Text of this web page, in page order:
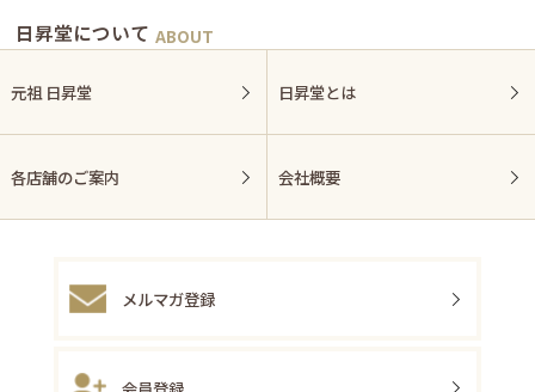
日昇堂について
元祖 日昇堂 日昇堂とは
各店舗のご案内 会社概要
メルマガ登録